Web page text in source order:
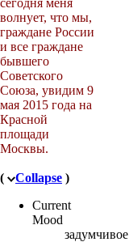
сегодня меня
волнует, что мы,
граждане России
и все граждане
бывшего
Советского
Союза, увидим 9
мая 2015 года на
Красной
площади
Москвы.
( Collapse )
Current
Mood
задумчивое